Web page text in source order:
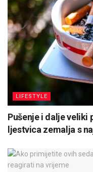
LIFESTYLE
Pušenje i dalje veliki
ljestvica zemalja s